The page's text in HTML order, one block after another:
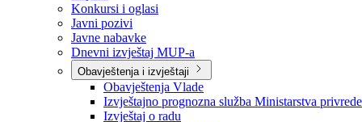
Sve vijesti
Izdvojeno
Najave
Konkursi i oglasi
Javni pozivi
Javne nabavke
Dnevni izvještaj MUP-a
Obavještenja i izvještaji